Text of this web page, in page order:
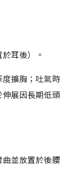
耳後）。
擴胸；吐氣時
展因長期低頭
並放置於後腰